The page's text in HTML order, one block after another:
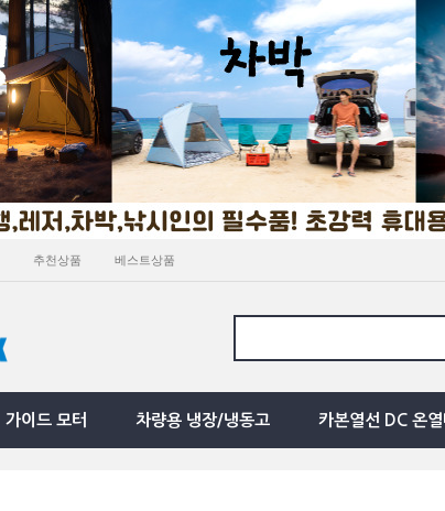
추천상품 베스트상품
가이드 모터 차량용 냉장/냉동고 카본열선 DC 온